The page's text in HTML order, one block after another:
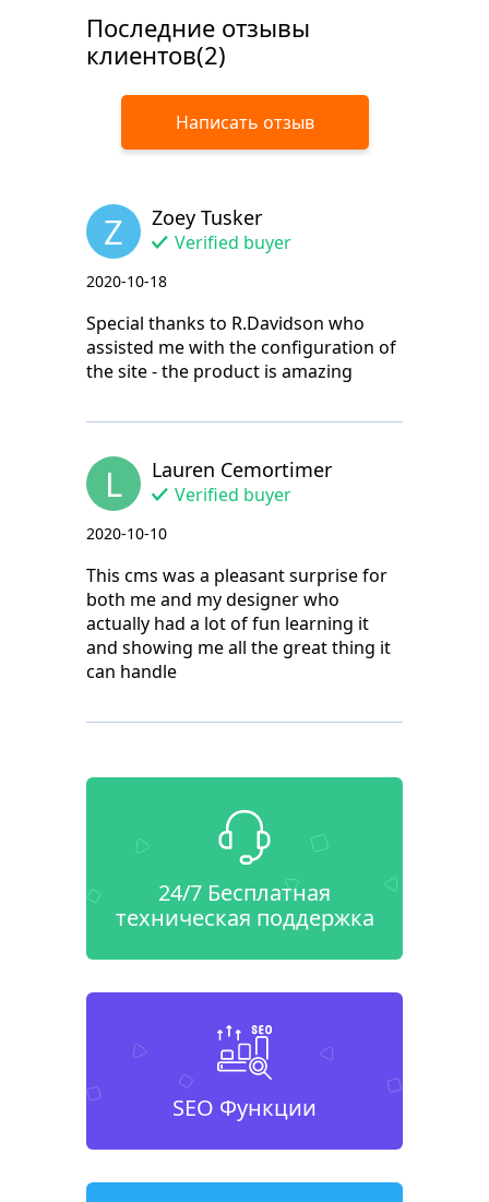
Последние отзывы
клиентов(2)
Написать отзыв
Z Zoey Tusker
Verified buyer
2020-10-18
Special thanks to R.Davidson who
assisted me with the configuration of
the site - the product is amazing
L Lauren Cemortimer
Verified buyer
2020-10-10
This cms was a pleasant surprise for
both me and my designer who
actually had a lot of fun learning it
and showing me all the great thing it
can handle
24/7 Бесплатная
техническая поддержка
SEO Функции